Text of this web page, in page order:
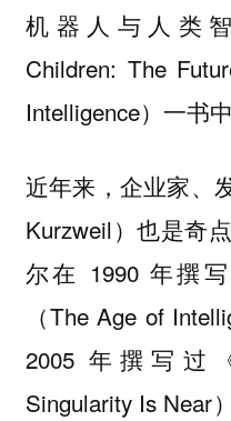
机器人与人类
Children: The
Intelligence）一书中
近年来，企业家、
Kurzweil）也是奇
尔在 1990 年撰
（The Age of
2005 年撰写过
Singularity Is Near